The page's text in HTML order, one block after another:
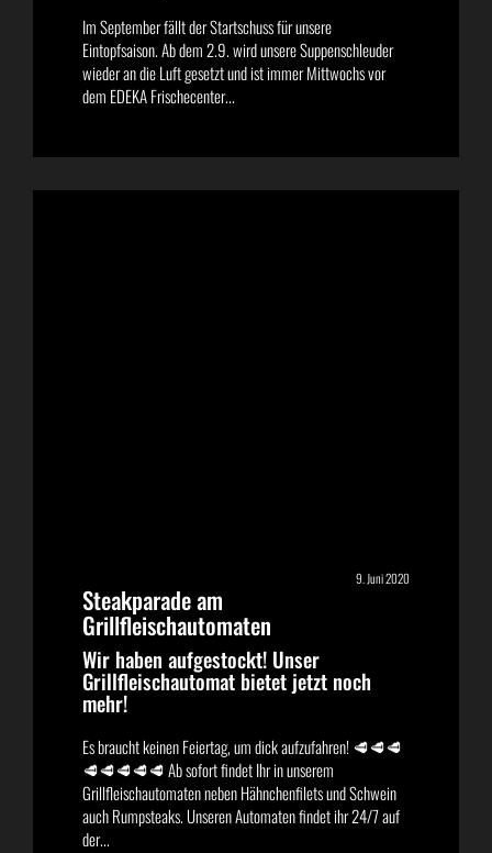
Im September fällt der Startschuss für unsere
Eintopfsaison. Ab dem 2.9. wird unsere Suppenschleuder
wieder an die Luft gesetzt und ist immer Mittwochs vor
dem EDEKA Frischecenter...
9. Juni 2020
Steakparade am
Grillfleischautomaten
Wir haben aufgestockt! Unser
Grillfleischautomat bietet jetzt noch
mehr!
Es braucht keinen Feiertag, um dick aufzufahren! 🥩🥩🥩
🥩🥩🥩🥩🥩 Ab sofort findet Ihr in unserem
Grillfleischautomaten neben Hähnchenfilets und Schwein
auch Rumpsteaks. Unseren Automaten findet ihr 24/7 auf
der...